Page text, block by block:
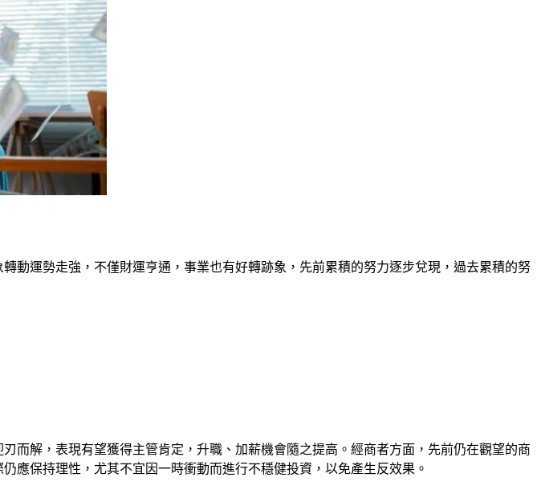
動運勢走強，不僅財運亨通，事業也有好轉跡象，先前累積的努力逐步兌現，過去累積的努
而解，表現有望獲得主管肯定，升職、加薪機會隨之提高。經商者方面，先前仍在觀望的商
應保持理性，尤其不宜因一時衝動而進行不穩健投資，以免產生反效果。